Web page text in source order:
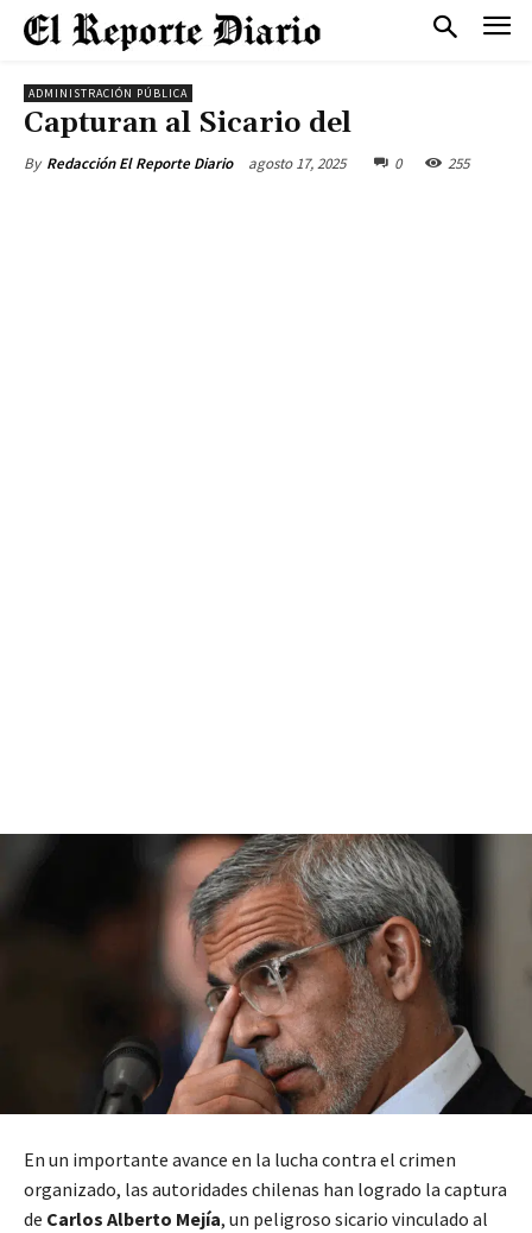
ADMINISTRACIÓN PÚBLICA
Capturan al Sicario del
By Redacción El Reporte Diario agosto 17, 2025 0 255
En un importante avance en la lucha contra el crimen
organizado, las autoridades chilenas han logrado la captura
de Carlos Alberto Mejía, un peligroso sicario vinculado al